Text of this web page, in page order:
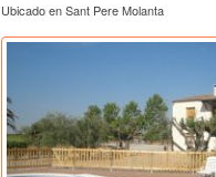
Ubicado en Sant Pere Molanta